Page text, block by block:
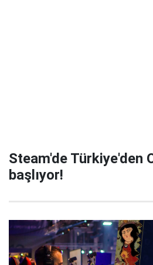
Steam'de Türkiye'den
başlıyor!